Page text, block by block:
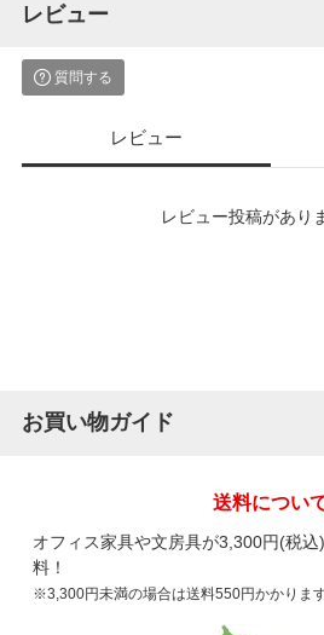
レビュー
質問する
レビュー
レビュー投稿があり
お買い物ガイド
送料につい
オフィス家具や文房具が3,300円(税
料！
※3,300円未満の場合は送料550円かかります